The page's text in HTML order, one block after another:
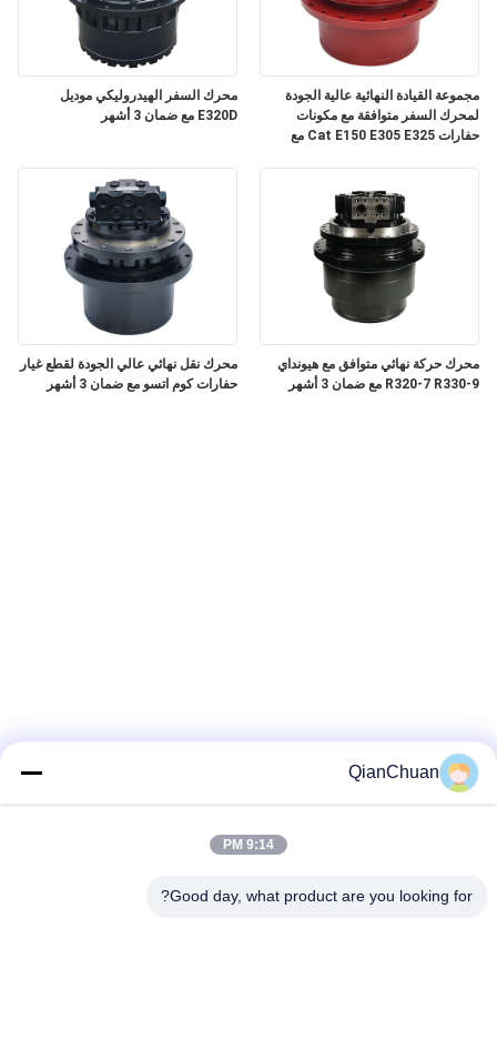
محرك السفر الهيدروليكي موديل
E320D مع ضمان 3 أشهر
مجموعة القيادة النهائية عالية الجودة
لمحرك السفر متوافقة مع مكونات
حفارات Cat E150 E305 E325 مع
محرك نقل نهائي عالي الجودة لقطع غيار
حفارات كوم اتسو مع ضمان 3 أشهر
محرك حركة نهائي متوافق مع هيونداي
R320-7 R330-9 مع ضمان 3 أشهر
QianChuan
9:14 PM
Good day, what product are you looking for?